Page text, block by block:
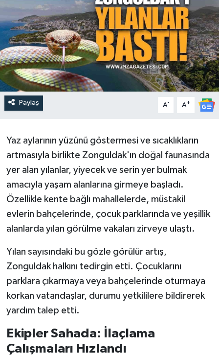
Paylaş A- A+
Yaz aylarının yüzünü göstermesi ve sıcaklıkların
artmasıyla birlikte Zonguldak'ın doğal faunasında
yer alan yılanlar, yiyecek ve serin yer bulmak
amacıyla yaşam alanlarına girmeye başladı.
Özellikle kente bağlı mahallelerde, müstakil
evlerin bahçelerinde, çocuk parklarında ve yeşillik
alanlarda yılan görülme vakaları zirveye ulaştı.
Yılan sayısındaki bu gözle görülür artış,
Zonguldak halkını tedirgin etti. Çocuklarını
parklara çıkarmaya veya bahçelerinde oturmaya
korkan vatandaşlar, durumu yetkililere bildirerek
yardım talep etti.
Ekipler Sahada: İlaçlama
Çalışmaları Hızlandı
KARABÜK
KASTAMONU